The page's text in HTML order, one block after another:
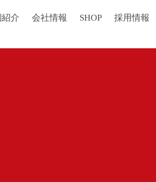
介 会社情報 SHOP 採用情報